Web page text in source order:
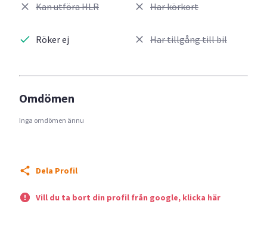
Kan utföra HLR
Röker ej
Har körkort
Har tillgång till bil
Omdömen
Inga omdömen ännu
Dela Profil
Vill du ta bort din profil från google, klicka här